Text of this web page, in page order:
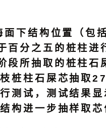
结构位置（包括
分之五的桩柱
所抽取的桩柱
桩柱石屎芯抽取
测试，测试结果
构进一步抽样取芯